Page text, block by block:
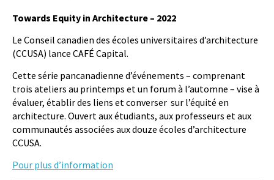
Towards Equity in Architecture – 2022
Le Conseil canadien des écoles universitaires d’architecture
(CCUSA) lance CAFÉ Capital.
Cette série pancanadienne d’événements – comprenant
trois ateliers au printemps et un forum à l’automne – vise à
évaluer, établir des liens et converser sur l’équité en
architecture. Ouvert aux étudiants, aux professeurs et aux
communautés associées aux douze écoles d’architecture
CCUSA.
Pour plus d’information